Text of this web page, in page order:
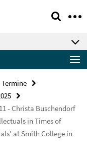
Termine
- Christa Buschendorf
in Times of
at Smith College in